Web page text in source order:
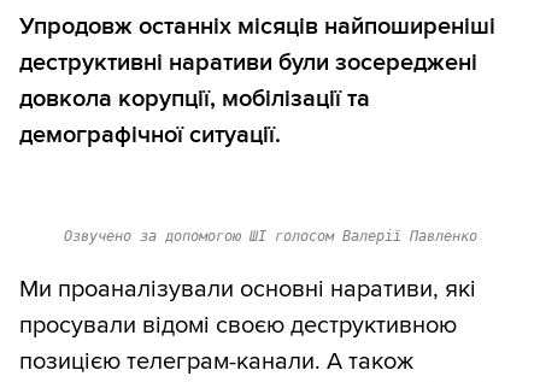
Упродовж останніх місяців найпоширеніші
деструктивні наративи були зосереджені
довкола корупції, мобілізації та
демографічної ситуації.
Озвучено за допомогою ШІ голосом Валерії Павленко
Ми проаналізували основні наративи, які
просували відомі своєю деструктивною
позицією телеграм-канали. А також